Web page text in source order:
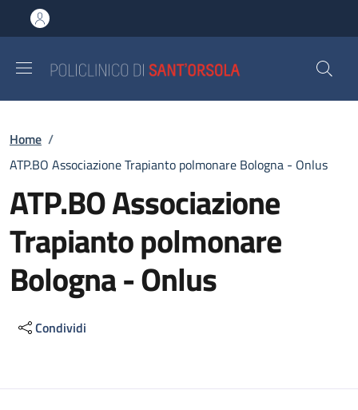
al contenuto principale
to footer content
Briciole di pane
Home /
ATP.BO Associazione Trapianto polmonare Bologna - Onlus
ATP.BO Associazione
Trapianto polmonare
Bologna - Onlus
Condividi